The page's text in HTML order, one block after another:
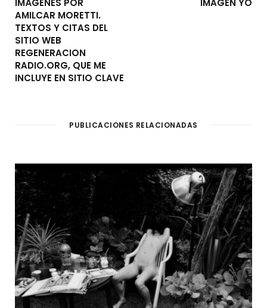
AMILCAR MORETTI.
TEXTOS Y CITAS DEL
SITIO WEB
REGENERACION
RADIO.ORG, QUE ME
INCLUYE EN SITIO CLAVE
PUBLICACIONES RELACIONADAS